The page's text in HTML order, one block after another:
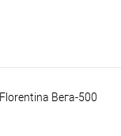
Вега-500